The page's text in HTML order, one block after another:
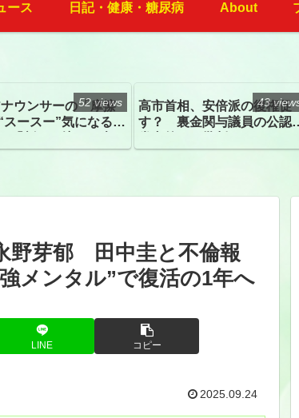
ース 日記・健康・糖尿病 About
ウンサーの「摩擦
スースー”気になる指
。聴きづらい」
52 views
高市首相、安倍派の復権促
す？ 裏金関与議員の公認
43
野芽郁 田中圭と不倫報
メンタル”で復活の1年へ
LINE コピー
2025.09.24